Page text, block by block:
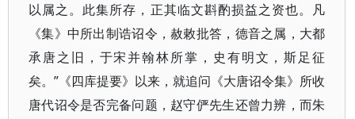
以属之。此集所存，正其临文斟酌损益之资也。凡
《集》中所出制诰诏令，赦敕批答，德音之属，大都
承唐之旧，于宋并翰林所掌，史有明文，斯足征
矣。”《四库提要》以来，就追问《大唐诏令集》所收
唐代诏令是否完备问题，赵守俨先生还曾力辨，而朱